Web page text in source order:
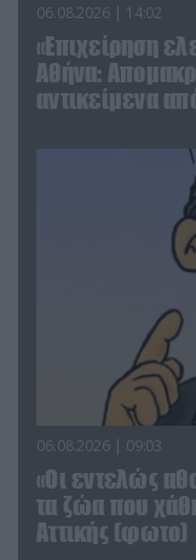
06.08.2026 | 14:02
«Επιχείρηση
Αθήνα:
αντικείμενα
06.08.2026 | 09:03
«Οι εντελώς
τα ζώα που
Αττικής (φωτο)